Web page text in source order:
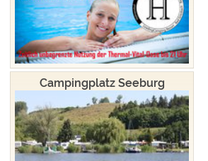
Campingplatz Seeburg